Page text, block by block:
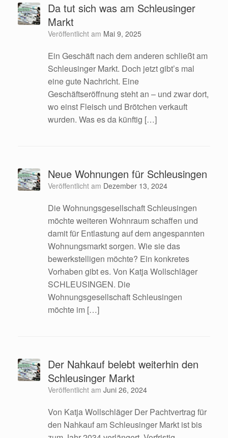
Da tut sich was am Schleusinger
Markt
Veröffentlicht am Mai 9, 2025
Ein Geschäft nach dem anderen schließt am
Schleusinger Markt. Doch jetzt gibt’s mal
eine gute Nachricht. Eine
Geschäftseröffnung steht an – und zwar dort,
wo einst Fleisch und Brötchen verkauft
wurden. Was es da künftig […]
Neue Wohnungen für Schleusingen
Veröffentlicht am Dezember 13, 2024
Die Wohnungsgesellschaft Schleusingen
möchte weiteren Wohnraum schaffen und
damit für Entlastung auf dem angespannten
Wohnungsmarkt sorgen. Wie sie das
bewerkstelligen möchte? Ein konkretes
Vorhaben gibt es. Von Katja Wollschläger
SCHLEUSINGEN. Die
Wohnungsgesellschaft Schleusingen
möchte im […]
Der Nahkauf belebt weiterhin den
Schleusinger Markt
Veröffentlicht am Juni 26, 2024
Von Katja Wollschläger Der Pachtvertrag für
den Nahkauf am Schleusinger Markt ist bis